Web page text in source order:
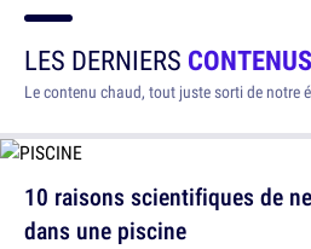
LES DERNIERS
Le contenu chaud, tout juste sorti de notre
10 raisons scientifiques de
dans une piscine